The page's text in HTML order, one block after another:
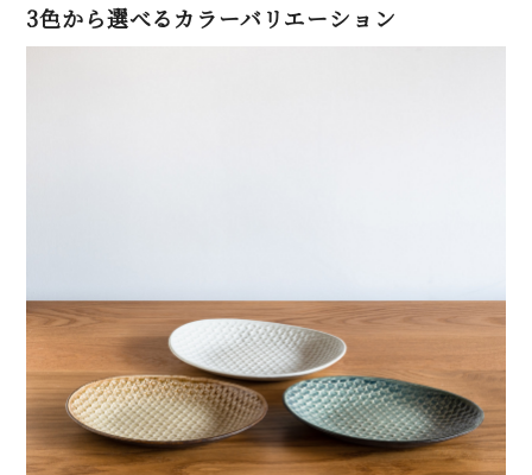
3色から選べるカラーバリエーション